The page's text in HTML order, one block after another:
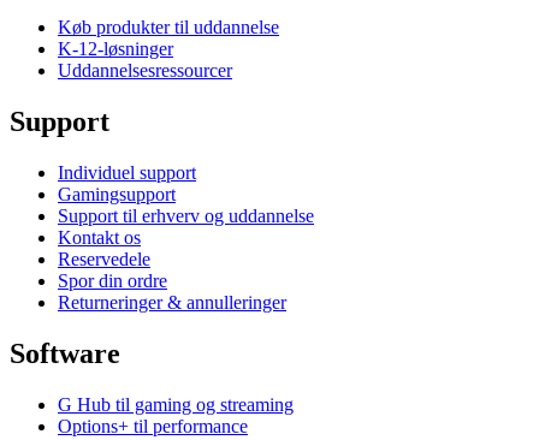
Køb produkter til uddannelse
K-12-løsninger
Uddannelsesressourcer
Support
Individuel support
Gamingsupport
Support til erhverv og uddannelse
Kontakt os
Reservedele
Spor din ordre
Returneringer & annulleringer
Software
G Hub til gaming og streaming
Options+ til performance